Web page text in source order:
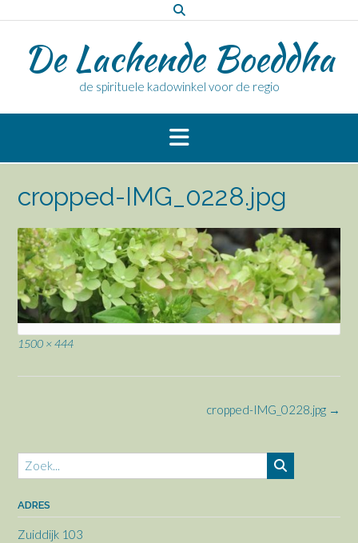
naar
inhoudDe Lachende Boeddha
de spirituele kadowinkel voor de regio
cropped-IMG_0228.jpg
Volledige
1500 × 444
cropped-IMG_0228.jpg →
ADRES
Zuiddijk 103